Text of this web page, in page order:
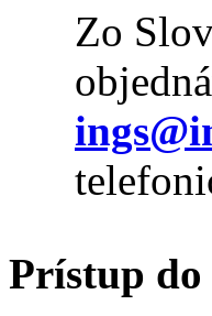
Zo
Prístup do